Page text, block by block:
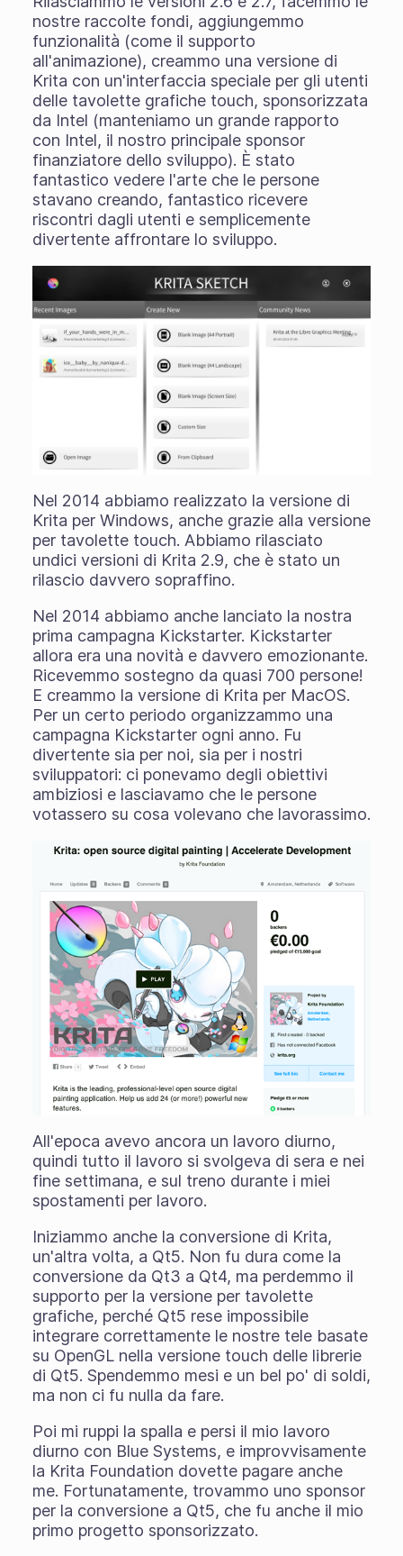
nostre raccolte fondi, aggiungemmo
funzionalità (come il supporto
all'animazione), creammo una versione di
Krita con un'interfaccia speciale per gli utenti
delle tavolette grafiche touch, sponsorizzata
da Intel (manteniamo un grande rapporto
con Intel, il nostro principale sponsor
finanziatore dello sviluppo). È stato
fantastico vedere l'arte che le persone
stavano creando, fantastico ricevere
riscontri dagli utenti e semplicemente
divertente affrontare lo sviluppo.
Nel 2014 abbiamo realizzato la versione di
Krita per Windows, anche grazie alla versione
per tavolette touch. Abbiamo rilasciato
undici versioni di Krita 2.9, che è stato un
rilascio davvero sopraffino.
Nel 2014 abbiamo anche lanciato la nostra
prima campagna Kickstarter. Kickstarter
allora era una novità e davvero emozionante.
Ricevemmo sostegno da quasi 700 persone!
E creammo la versione di Krita per MacOS.
Per un certo periodo organizzammo una
campagna Kickstarter ogni anno. Fu
divertente sia per noi, sia per i nostri
sviluppatori: ci ponevamo degli obiettivi
ambiziosi e lasciavamo che le persone
votassero su cosa volevano che lavorassimo.
All'epoca avevo ancora un lavoro diurno,
quindi tutto il lavoro si svolgeva di sera e nei
fine settimana, e sul treno durante i miei
spostamenti per lavoro.
Iniziammo anche la conversione di Krita,
un'altra volta, a Qt5. Non fu dura come la
conversione da Qt3 a Qt4, ma perdemmo il
supporto per la versione per tavolette
grafiche, perché Qt5 rese impossibile
integrare correttamente le nostre tele basate
su OpenGL nella versione touch delle librerie
di Qt5. Spendemmo mesi e un bel po' di soldi,
ma non ci fu nulla da fare.
Poi mi ruppi la spalla e persi il mio lavoro
diurno con Blue Systems, e improvvisamente
la Krita Foundation dovette pagare anche
me. Fortunatamente, trovammo uno sponsor
per la conversione a Qt5, che fu anche il mio
primo progetto sponsorizzato.